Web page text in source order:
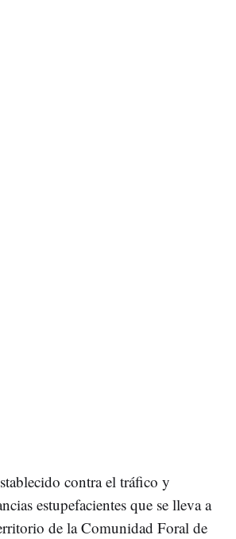
contra el tráfico y
estupefacientes que se lleva a
de la Comunidad Foral de